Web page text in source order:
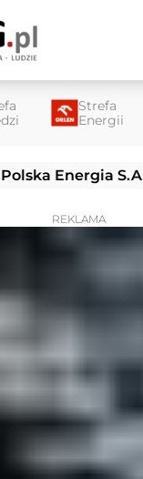
Strefa
Energii
Energia S.A.
REKLAMA